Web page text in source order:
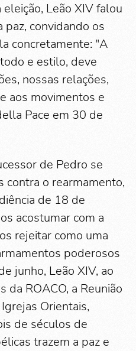
Leão XIV falou
paz, convidando os
concretamente: "A
e estilo, deve
nossas relações,
aos movimentos e
Pace em 30 de
de Pedro se
contra o rearmamento,
de 18 de
acostumar com a
rejeitar como uma
poderosos
junho, Leão XIV, ao
da ROACO, a Reunião
Orientais,
de séculos de
trazem a paz e